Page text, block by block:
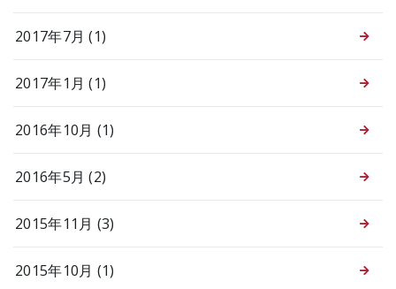
2017年7月 (1)
2017年1月 (1)
2016年10月 (1)
2016年5月 (2)
2015年11月 (3)
2015年10月 (1)